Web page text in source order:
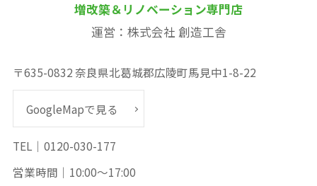
増改築＆リノベーション専門店
運営：株式会社 創造工舎
〒635-0832 奈良県北葛城郡広陵町馬見中1-8-22
GoogleMapで見る
TEL｜0120-030-177
営業時間｜10:00～17:00